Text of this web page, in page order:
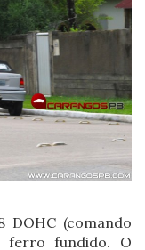
(comando
ferro fundido. O